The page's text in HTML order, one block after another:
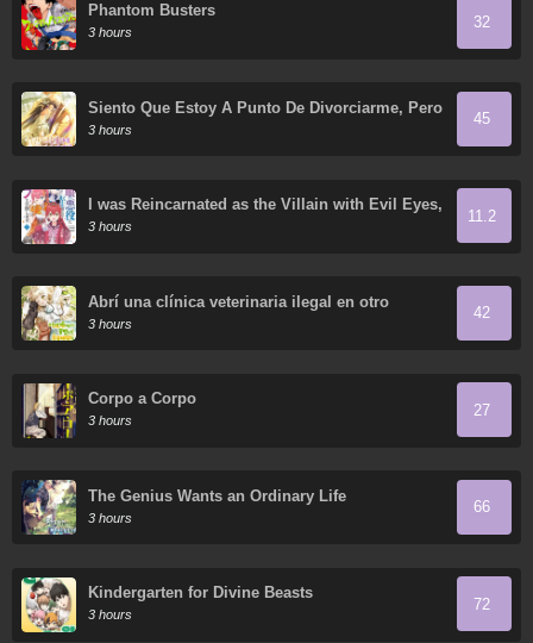
Phantom Busters
3 hours
32
Siento Que Estoy A Punto De Divorciarme, Pero
Mi Esposo Es Mi Favorito
3 hours
45
I was Reincarnated as the Villain with Evil Eyes,
so I Aim to Be a Mob Character
3 hours
11.2
Abrí una clínica veterinaria ilegal en otro
mundo
3 hours
42
Corpo a Corpo
3 hours
27
The Genius Wants an Ordinary Life
3 hours
66
Kindergarten for Divine Beasts
3 hours
72